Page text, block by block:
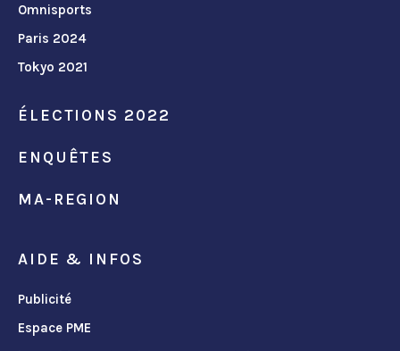
Omnisports
Paris 2024
Tokyo 2021
ÉLECTIONS 2022
ENQUÊTES
MA-REGION
AIDE & INFOS
Publicité
Espace PME